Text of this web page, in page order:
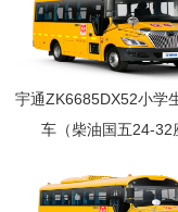
宇通ZK6685DX52小学
车（柴油国五24-32